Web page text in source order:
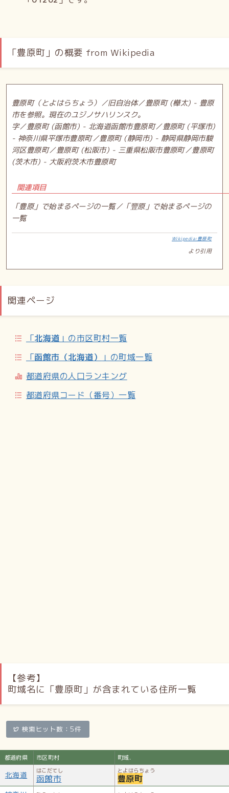
「豊原町」の概要 from Wikipedia
豊原町（とよはらちょう）／旧自治体／豊原町 (樺太) - 豊原
市を参照。現在のユジノサハリンスク。
字／豊原町 (函館市) - 北海道函館市豊原町／豊原町 (平塚市)
- 神奈川県平塚市豊原町／豊原町 (静岡市) - 静岡県静岡市駿
河区豊原町／豊原町 (松阪市) - 三重県松阪市豊原町／豊原町
(茨木市) - 大阪府茨木市豊原町
関連項目
「豊原」で始まるページの一覧／「豐原」で始まるページの
一覧
Wikipedia:豊原町
より引用
関連ページ
「北海道 」の市区町村一覧
「函館市（北海道）
」の町域一覧
都道府県の人口ランキング
都道府県コード（番号）一覧
【参考】
町域名に「豊原町」が含まれている住所一覧
検索ヒット数：5件
都道府県 市区町村 町域.
北海道 はこだてし
函館市
とよはらちょう
豊原町